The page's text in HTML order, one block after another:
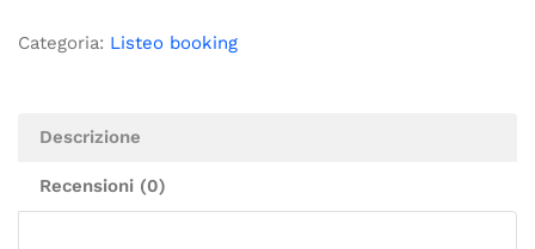
Categoria: Listeo booking
Descrizione
Recensioni (0)